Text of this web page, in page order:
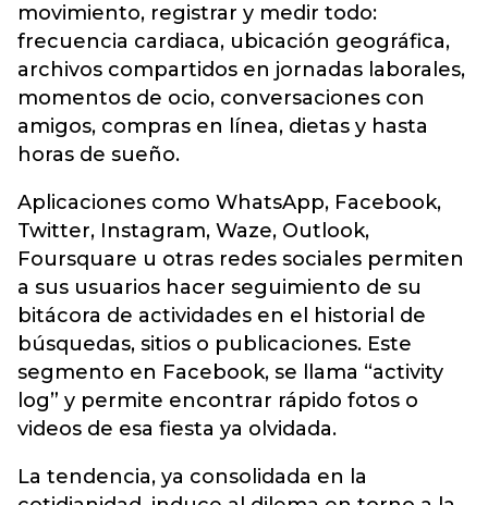
movimiento, registrar y medir todo:
frecuencia cardiaca, ubicación geográfica,
archivos compartidos en jornadas laborales,
momentos de ocio, conversaciones con
amigos, compras en línea, dietas y hasta
horas de sueño.
Aplicaciones como WhatsApp, Facebook,
Twitter, Instagram, Waze, Outlook,
Foursquare u otras redes sociales permiten
a sus usuarios hacer seguimiento de su
bitácora de actividades en el historial de
búsquedas, sitios o publicaciones. Este
segmento en Facebook, se llama “activity
log” y permite encontrar rápido fotos o
videos de esa fiesta ya olvidada.
La tendencia, ya consolidada en la